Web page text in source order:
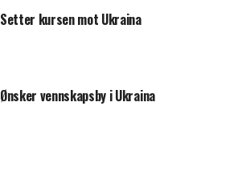
Setter kursen mot Ukraina
Ønsker vennskapsby i Ukraina